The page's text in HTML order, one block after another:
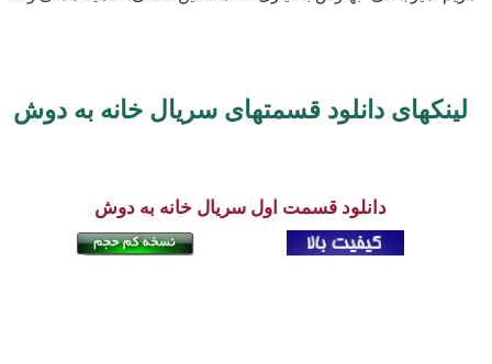
لینکهای دانلود قسمتهای سریال خانه به دوش
دانلود قسمت اول سریال خانه به دوش